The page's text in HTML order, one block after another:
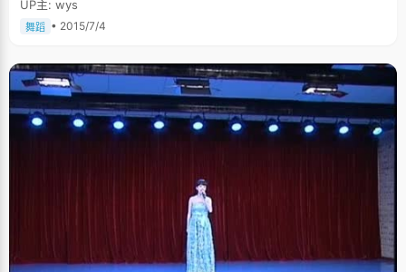
UP主: wys
舞蹈 • 2015/7/4